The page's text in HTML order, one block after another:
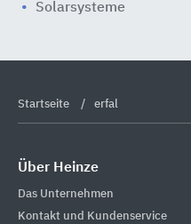
Solarsysteme
Startseite erfal
Über Heinze
Das Unternehmen
Kontakt und Kundenservice